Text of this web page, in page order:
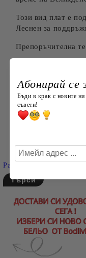
Този вид плат е
Леснен за
Препоръчителна
Разширено търсене
Абонирай
Бъди в крак с новите
съвети!